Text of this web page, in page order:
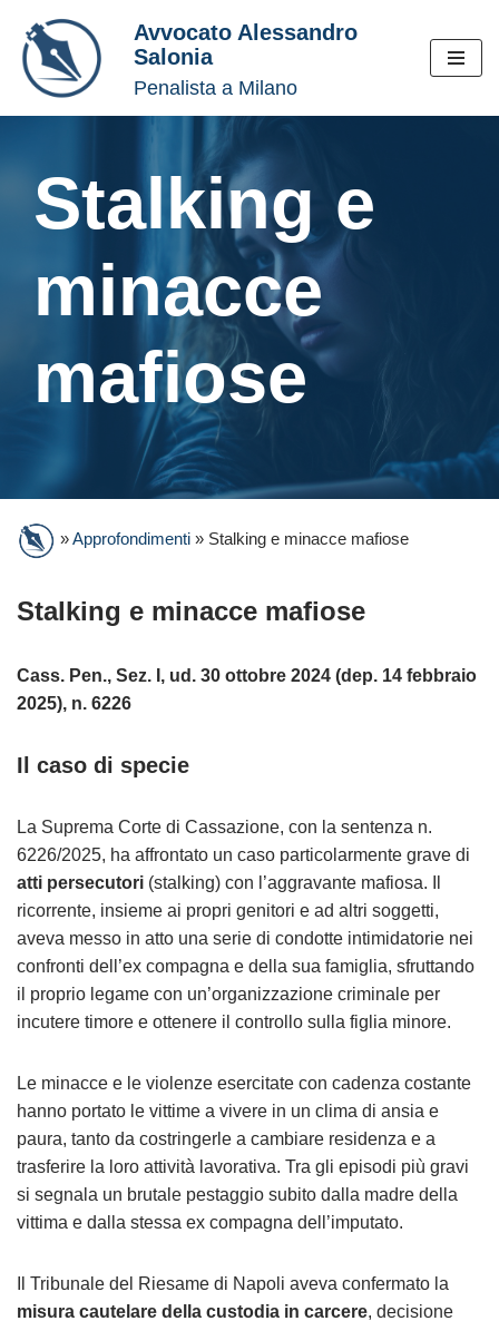
Vai
al
contenuto
Avvocato Alessandro
Salonia
Penalista a Milano
Stalking e
minacce
mafiose
»Approfondimenti » Stalking e minacce mafiose
Stalking e minacce mafiose
Cass. Pen., Sez. I, ud. 30 ottobre 2024 (dep. 14 febbraio
2025), n. 6226
Il caso di specie
La Suprema Corte di Cassazione, con la sentenza n.
6226/2025, ha affrontato un caso particolarmente grave di
atti persecutori (stalking) con l’aggravante mafiosa. Il
ricorrente, insieme ai propri genitori e ad altri soggetti,
aveva messo in atto una serie di condotte intimidatorie nei
confronti dell’ex compagna e della sua famiglia, sfruttando
il proprio legame con un’organizzazione criminale per
incutere timore e ottenere il controllo sulla figlia minore.
Le minacce e le violenze esercitate con cadenza costante
hanno portato le vittime a vivere in un clima di ansia e
paura, tanto da costringerle a cambiare residenza e a
trasferire la loro attività lavorativa. Tra gli episodi più gravi
si segnala un brutale pestaggio subito dalla madre della
vittima e dalla stessa ex compagna dell’imputato.
Il Tribunale del Riesame di Napoli aveva confermato la
misura cautelare della custodia in carcere, decisione